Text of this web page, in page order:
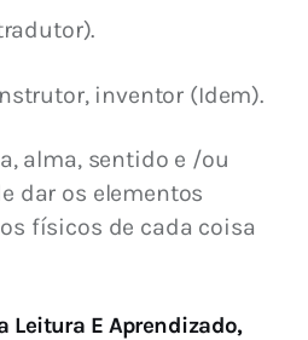
inventor (Idem).
alma, sentido e /ou
dar os elementos
físicos de cada coisa
Leitura E Aprendizado,